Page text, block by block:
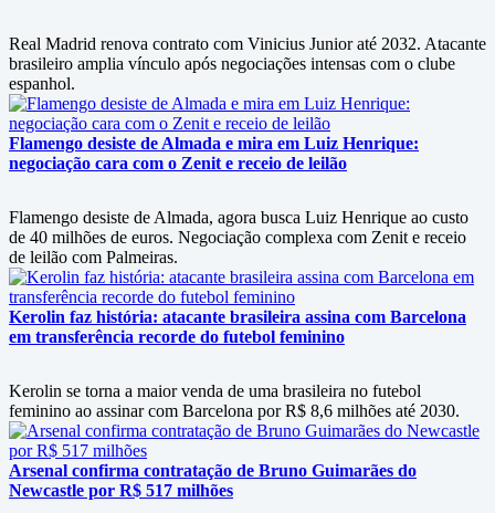
Real Madrid renova contrato com Vinicius Junior até 2032. Atacante
brasileiro amplia vínculo após negociações intensas com o clube
espanhol.
Flamengo desiste de Almada e mira em Luiz Henrique:
negociação cara com o Zenit e receio de leilão
Flamengo desiste de Almada, agora busca Luiz Henrique ao custo
de 40 milhões de euros. Negociação complexa com Zenit e receio
de leilão com Palmeiras.
Kerolin faz história: atacante brasileira assina com Barcelona
em transferência recorde do futebol feminino
Kerolin se torna a maior venda de uma brasileira no futebol
feminino ao assinar com Barcelona por R$ 8,6 milhões até 2030.
Arsenal confirma contratação de Bruno Guimarães do
Newcastle por R$ 517 milhões